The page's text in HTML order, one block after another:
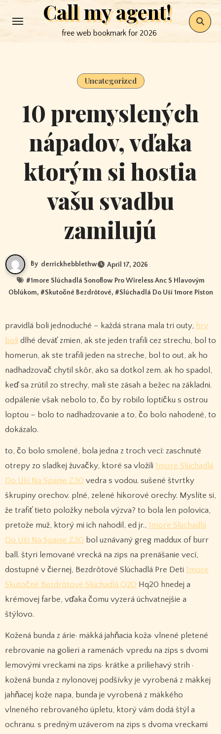
to
Call my agent!
free web bookmark for 2026
Uncategorized
10 premyslených
nápadov, vďaka
ktorým si hostia
vašu svadbu
zamilujú
By derrickhebblethw April 17, 2026
#1more Slúchadlá Sonoflow Pro Wireless Anc S Hlavovým
Oblúkom, #Skutočné Bezdrôtové, #Slúchadlá Do Uší 1more Piston
pravidlá boli jednoduché – každá strana mala tri outy, hry
boli dlhé deväť zmien, ak ste jeden trafili cez strechu, bol to
homerun, ak ste trafili jeden na streche, bol to out, ak ho
nadhadzovač chytil skôr, ako sa dotkol zem. ak ho spadol,
keď sa zrútil zo strechy, mali ste zásah a bežec na základni.
odpálenie však nebolo to, čo by robilo loptičku s ostrou
loptou – bolo to nadhadzovanie a to, čo bolo nahodené, to
dokázalo.
to, čo bolo smolené, bola jedna z troch vecí: zaschnuté
otrepy zo sladkej žuvačky, ktoré sa vložili 1more Slúchadlá
Do Uší Na Spanie Z30 vedra s vodou. sušené štvrtky
škrupiny orechov. plné, zelené hikorové orechy. Myslíte si,
že trafiť tieto položky nebola výzva? to bola len polovica,
pretože muž, ktorý mi ich nahodil, ed jr., 1more Slúchadlá
Do Uší Na Spanie Z30 bol uznávaný greg maddux of burr
ball. štyri lemované vrecká na zips na prenášanie vecí,
dostupné v čiernej, Bezdrôtové Slúchadlá Pre Deti 1more
Skutočné Bezdrôtové Slúchadlá Q20 Hq20 hnedej a
krémovej farbe, vďaka čomu vyzerá úchvatnejšie a
štýlovo.
Kožená bunda z árie· mäkká jahňacia koža· vlnené pletené
rebrovanie na golieri a ramenách· vpredu na zips s dvomi
lemovými vreckami na zips· krátke a priliehavý strih ·
kožená bunda z nylonovej podšívky je vyrobená z mäkkej
jahňacej kože napa, bunda je vyrobená z mäkkého
vlneného rebrovaného úpletu, ktorý vám dodá štýl a
ochranu. s predným uzáverom na zips s dvoma vreckami